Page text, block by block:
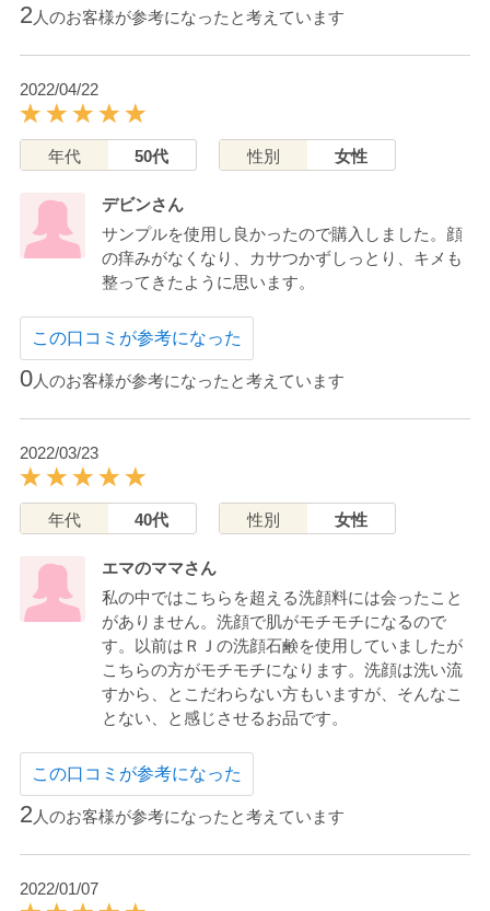
2 人のお客様が参考になったと考えています
2022/04/22
年代 50代 性別 女性
デビンさん
サンプルを使用し良かったので購入しました。顔
の痒みがなくなり、カサつかずしっとり、キメも
整ってきたように思います。
この口コミが参考になった
0人のお客様が参考になったと考えています
2022/03/23
年代 40代 性別 女性
エマのママさん
私の中ではこちらを超える洗顔料には会ったこと
がありません。洗顔で肌がモチモチになるので
す。以前はＲＪの洗顔石鹸を使用していましたが
こちらの方がモチモチになります。洗顔は洗い流
すから、とこだわらない方もいますが、そんなこ
とない、と感じさせるお品です。
この口コミが参考になった
2 人のお客様が参考になったと考えています
2022/01/07